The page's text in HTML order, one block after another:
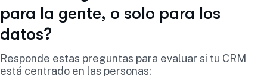
para la gente, o solo para los
datos?
Responde estas preguntas para evaluar si tu CRM
está centrado en las personas: